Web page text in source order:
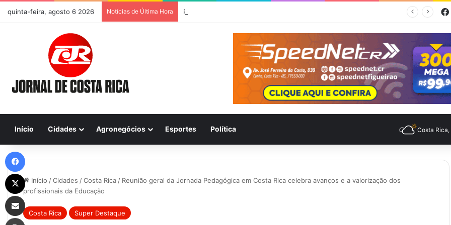
quinta-feira, agosto 6 2026 Notícias de Última Hora Previsão do Tempo para Costa Rica nesta quinta-feira (6)
Início Cidades Agronegócios Esportes Política Costa Rica,
Início /Cidades /Costa Rica / Reunião geral da Jornada Pedagógica em Costa Rica celebra avanços e a valorização dos
profissionais da Educação
Costa Rica Super Destaque
Compartilhar via e-mail
Imprimir